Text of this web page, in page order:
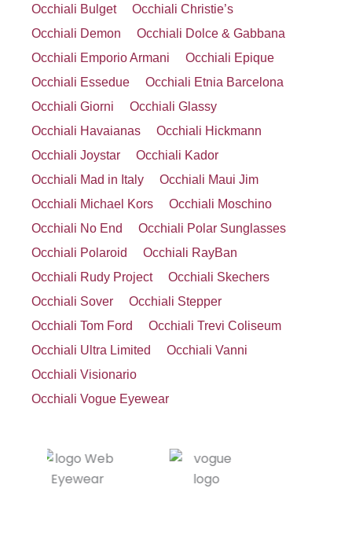
Occhiali Bulget
Occhiali Christie’s
Occhiali Demon
Occhiali Dolce & Gabbana
Occhiali Emporio Armani
Occhiali Epique
Occhiali Essedue
Occhiali Etnia Barcelona
Occhiali Giorni
Occhiali Glassy
Occhiali Havaianas
Occhiali Hickmann
Occhiali Joystar
Occhiali Kador
Occhiali Mad in Italy
Occhiali Maui Jim
Occhiali Michael Kors
Occhiali Moschino
Occhiali No End
Occhiali Polar Sunglasses
Occhiali Polaroid
Occhiali RayBan
Occhiali Rudy Project
Occhiali Skechers
Occhiali Sover
Occhiali Stepper
Occhiali Tom Ford
Occhiali Trevi Coliseum
Occhiali Ultra Limited
Occhiali Vanni
Occhiali Visionario
Occhiali Vogue Eyewear